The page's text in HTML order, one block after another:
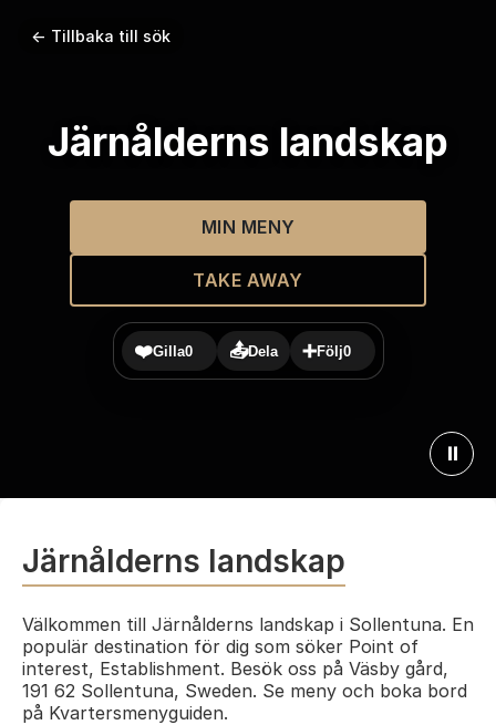
← Tillbaka till sök
Järnålderns landskap
MIN MENY
TAKE AWAY
❤️Gilla0 📤Dela ➕Följ0
⏸
Järnålderns landskap
Välkommen till Järnålderns landskap i Sollentuna. En
populär destination för dig som söker Point of
interest, Establishment. Besök oss på Väsby gård,
191 62 Sollentuna, Sweden. Se meny och boka bord
på Kvartersmenyguiden.